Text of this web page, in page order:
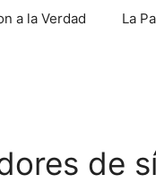
a la Verdad La
de